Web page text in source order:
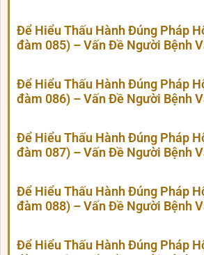
Để Hiểu Thấu Hành Đúng Pháp
đàm 085) – Vấn Đề Người Bệnh
Để Hiểu Thấu Hành Đúng Pháp
đàm 086) – Vấn Đề Người Bệnh
Để Hiểu Thấu Hành Đúng Pháp
đàm 087) – Vấn Đề Người Bệnh
Để Hiểu Thấu Hành Đúng Pháp
đàm 088) – Vấn Đề Người Bệnh
Để Hiểu Thấu Hành Đúng Pháp